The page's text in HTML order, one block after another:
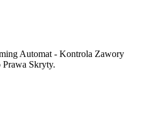
Automat - Kontrola Zawory
Prawa Skryty.